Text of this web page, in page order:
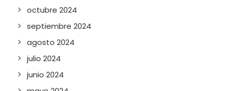
octubre 2024
septiembre 2024
agosto 2024
julio 2024
junio 2024